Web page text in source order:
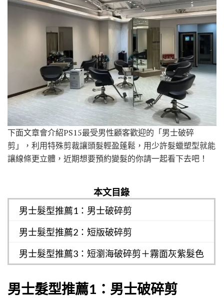
下面文章會介紹PS15最受男性顧客歡迎的「男士破碎
剪」，利用特殊剪裁讓頭髮輕盈蓬鬆，用少許髮蠟塑型就能
讓線條更立體，近期想要預約變髮的你請一起看下去吧！
本文目錄
男士髮型推薦1：男士破碎剪
男士髮型推薦2：短版破碎剪
男士髮型推薦3：短瀏海破碎剪＋霧面灰紫髮色
男士髮型推薦1：男士破碎剪